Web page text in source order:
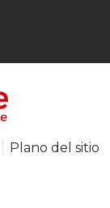
Plano del sitio